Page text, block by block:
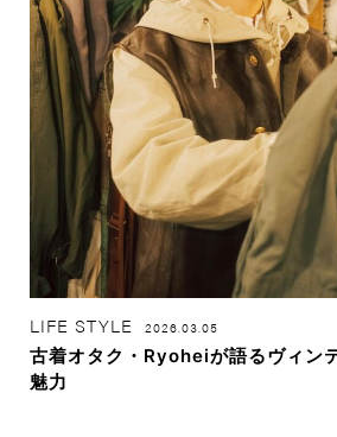
LIFE STYLE 2026.03.05
古着オタク・Ryoheiが語るヴィン
魅力